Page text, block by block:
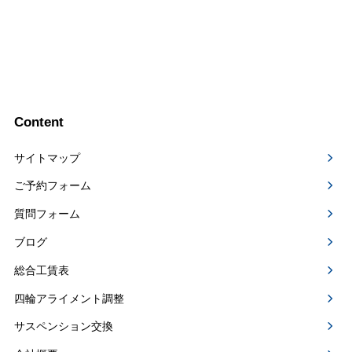
Content
サイトマップ
ご予約フォーム
質問フォーム
ブログ
総合工賃表
四輪アライメント調整
サスペンション交換